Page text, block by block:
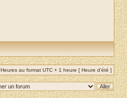
Heures au format UTC + 1 heure [ Heure d’été ]